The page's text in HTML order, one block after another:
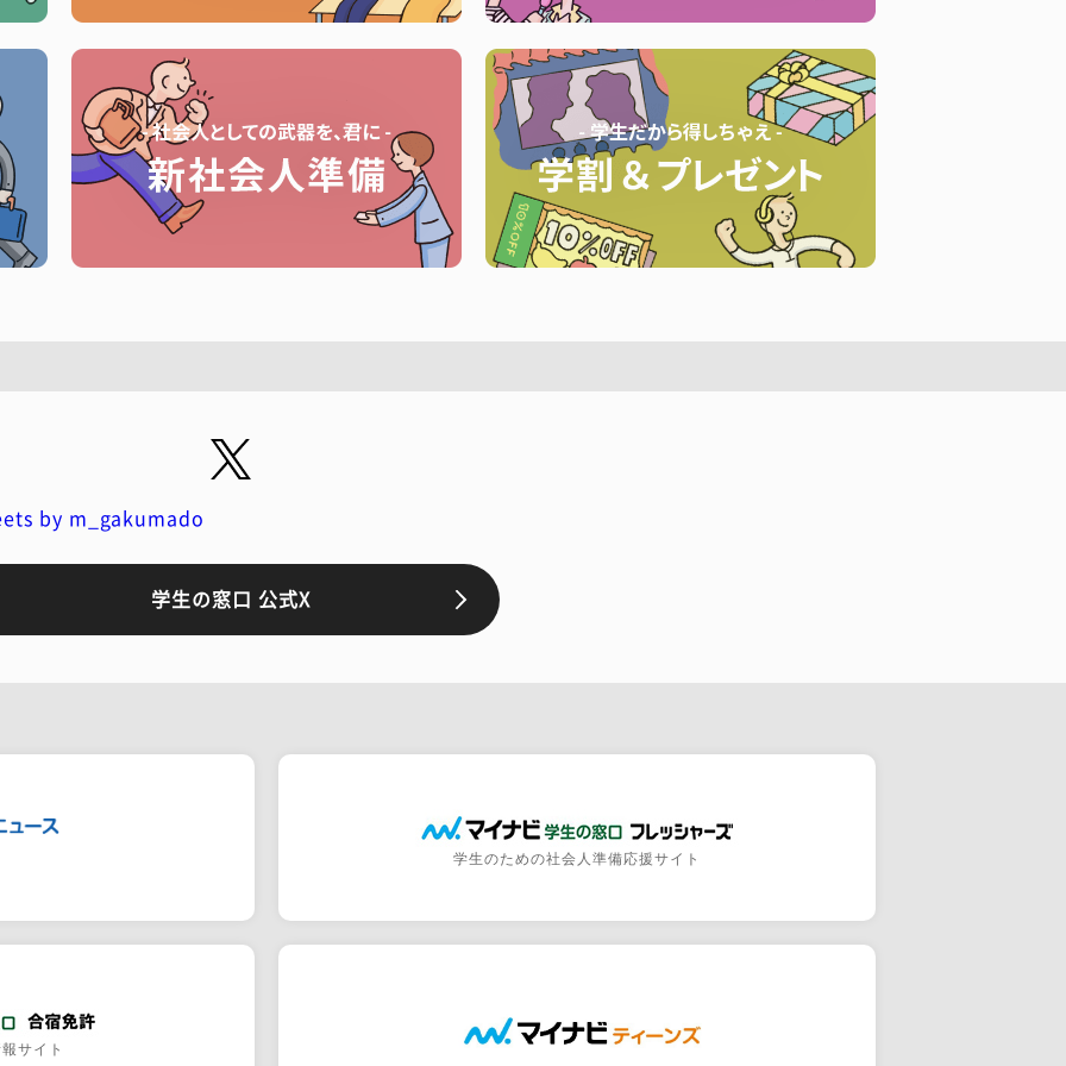
by m_gakumado
学生の窓口 公式X
学生のための社会人準備応援サイト
サイト